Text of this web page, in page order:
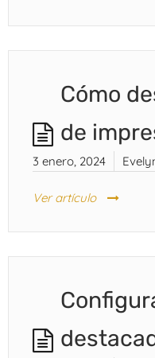
Cómo
de
3 enero, 2024
Ver artículo